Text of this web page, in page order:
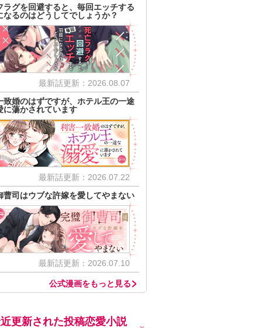
ラグを回避すると、毎回エッチする
なるのはどうしてでしょうか？
最新話更新：2026.08.07
致婚のはずですが、ホテル王の一途
に蕩かされています
最新話更新：2026.07.22
曹司はウブな許嫁を愛してやまない
最新話更新：2026.07.10
公式漫画をもっと見る
更新された投稿恋愛小説